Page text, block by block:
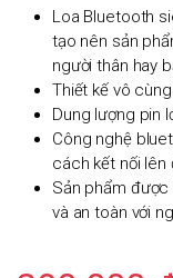
Loa Bluetooth
tạo nên sản
người thân hay
Thiết kế vô
Dung lượng pin
Công nghệ
cách kết nối lên
Sản phẩm
và an toàn với